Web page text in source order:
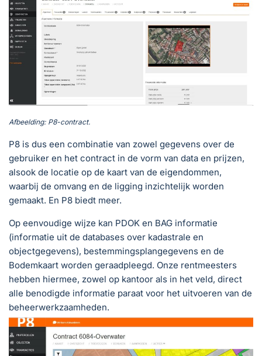
Afbeelding: P8-contract.
P8 is dus een combinatie van zowel gegevens over de
gebruiker en het contract in de vorm van data en prijzen,
alsook de locatie op de kaart van de eigendommen,
waarbij de omvang en de ligging inzichtelijk worden
gemaakt. En P8 biedt meer.
Op eenvoudige wijze kan PDOK en BAG informatie
(informatie uit de databases over kadastrale en
objectgegevens), bestemmingsplangegevens en de
Bodemkaart worden geraadpleegd. Onze rentmeesters
hebben hiermee, zowel op kantoor als in het veld, direct
alle benodigde informatie paraat voor het uitvoeren van de
beheerwerkzaamheden.